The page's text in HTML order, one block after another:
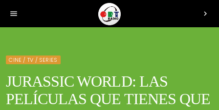
menu chevron_right
CINE / TV / SERIES
JURASSIC WORLD: LAS
PELÍCULAS QUE TIENES QUE